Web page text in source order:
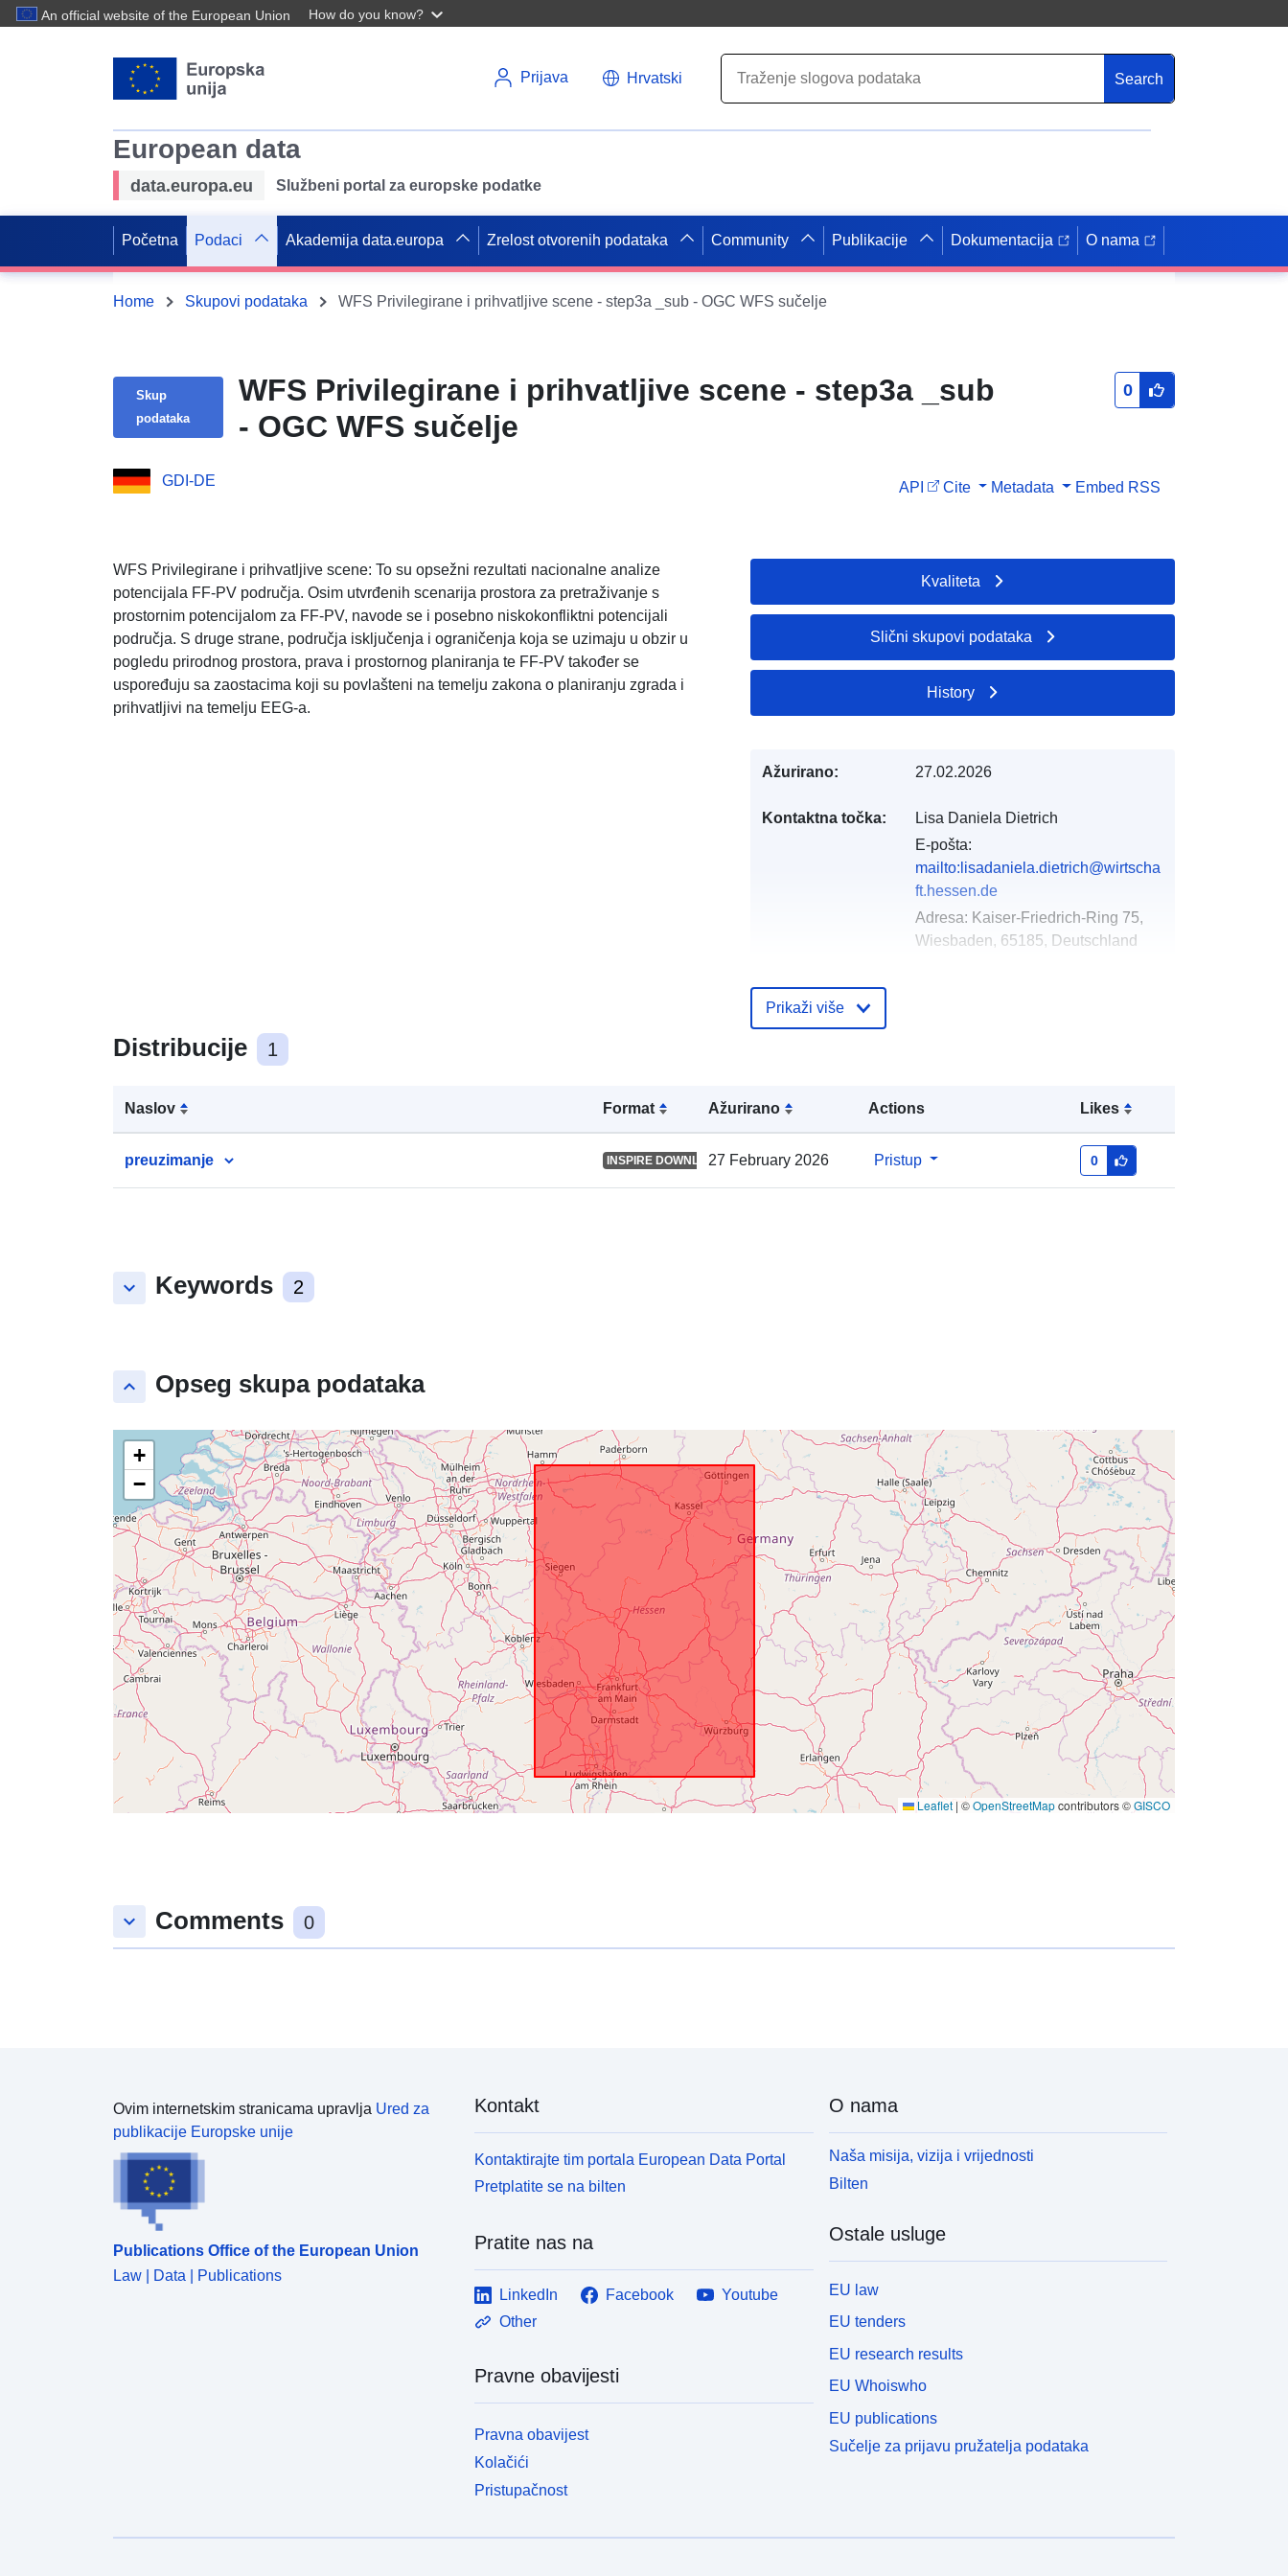
An official website of the European Union How do you know?
Prijava Hrvatski Search
European data
data.europa.eu Službeni portal za europske podatke
Početna Podaci Akademija data.europa Zrelost otvorenih podataka Community Publikacije Dokumentacija O nama
Home Skupovi podataka WFS Privilegirane i prihvatljive scene - step3a _sub - OGC WFS sučelje
Skup
podataka
WFS Privilegirane i prihvatljive scene - step3a _sub
- OGC WFS sučelje
0
GDI-DE API Cite Metadata Embed RSS
WFS Privilegirane i prihvatljive scene: To su opsežni rezultati nacionalne analize
potencijala FF-PV područja. Osim utvrđenih scenarija prostora za pretraživanje s
prostornim potencijalom za FF-PV, navode se i posebno niskokonfliktni potencijali
područja. S druge strane, područja isključenja i ograničenja koja se uzimaju u obzir u
pogledu prirodnog prostora, prava i prostornog planiranja te FF-PV također se
uspoređuju sa zaostacima koji su povlašteni na temelju zakona o planiranju zgrada i
prihvatljivi na temelju EEG-a.
Distribucije 1
Naslov Formаt Ažurirano Actions Likes
preuzimanje INSPIRE DOWNLOAD SERVICE
27 February 2026 Pristup 0
keyboard_arrow_down Keywords 2
keyboard_arrow_up Opseg skupa podataka
+
−
Leaflet | ©OpenStreetMapcontributors ©GISCO
Kvaliteta
Slični skupovi podataka
History
Ažurirano: 27.02.2026
Kontaktna točka:
Lisa Daniela Dietrich
E-pošta:
mailto:lisadaniela.dietrich@wirtscha
ft.hessen.de
Adresa: Kaiser-Friedrich-Ring 75,
Wiesbaden, 65185, Deutschland
Kataloški
Prostorno: Koordinate:
49.389029 ], [ 7.7299, 49.389029 ], [
7.7299, 51.658572 ] ]
Prikaži više
keyboard_arrow_down Comments 0
Ovim internetskim stranicama upravlja Ured za
publikacije Europske unije
Publications Office of the European Union
Law | Data | Publications
Kontakt
Kontaktirajte tim portala European Data Portal
Pretplatite se na bilten
Pratite nas na
LinkedIn Facebook
Youtube
Other
Pravne obavijesti
Pravna obavijest
Kolačići
Pristupačnost
O nama
Naša misija, vizija i vrijednosti
Bilten
Ostale usluge
EU law
EU tenders
EU research results
EU Whoiswho
EU publications
Sučelje za prijavu pružatelja podataka